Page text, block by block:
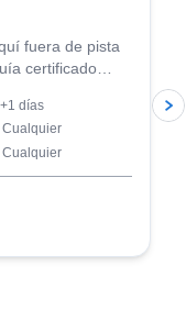
fuera de pista
certificado
que te
+1 días
Cualquier
Cualquier